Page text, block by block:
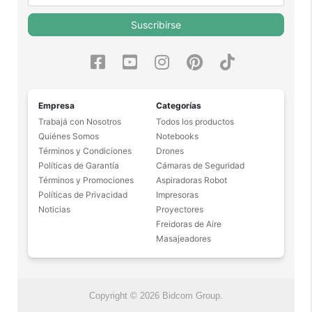
Suscribirse
Empresa
Trabajá con Nosotros
Quiénes Somos
Términos y Condiciones
Políticas de Garantía
Términos y Promociones
Políticas de Privacidad
Noticias
Categorías
Todos los productos
Notebooks
Drones
Cámaras de Seguridad
Aspiradoras Robot
Impresoras
Proyectores
Freidoras de Aire
Masajeadores
Copyright © 2026 Bidcom Group.